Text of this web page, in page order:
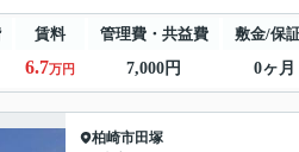
賃料 管理費・共益費 敷金/保
6.7万円 7,000円 0ヶ月
柏崎市田塚